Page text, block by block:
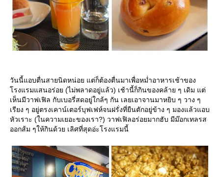
วันนี้แอบตื่นสายนิดหน่อย แต่ก็ต้องตื่นมาเพื่อหม่ำอาหารเช้าของ
รงแรมแสนอร่อย (ไม่พลาดอยู่แล้ว) เช้านี้ก็กินของคล้าย ๆ เดิม แต่
เห็นมีวาฟเฟิล กับเบอรี่สดอยู่ใกล้ๆ กัน เลยเอาจานมาหยิบ ๆ วาง ๆ
เรียง ๆ อยู่ตรงเคาน์เตอร์บุฟเฟห์จนฝรั่งที่ยืนตักอยู่ข้าง ๆ มองแล้วแอบ
หัวเราะ (ในความเยอะของเรา?) วาฟเฟิลอร่อยมากฮับ มีม๊อกเทลรส
ออกส้ม ๆให้กินด้วย เลิศที่สุดอ่ะโรงแรมนี้